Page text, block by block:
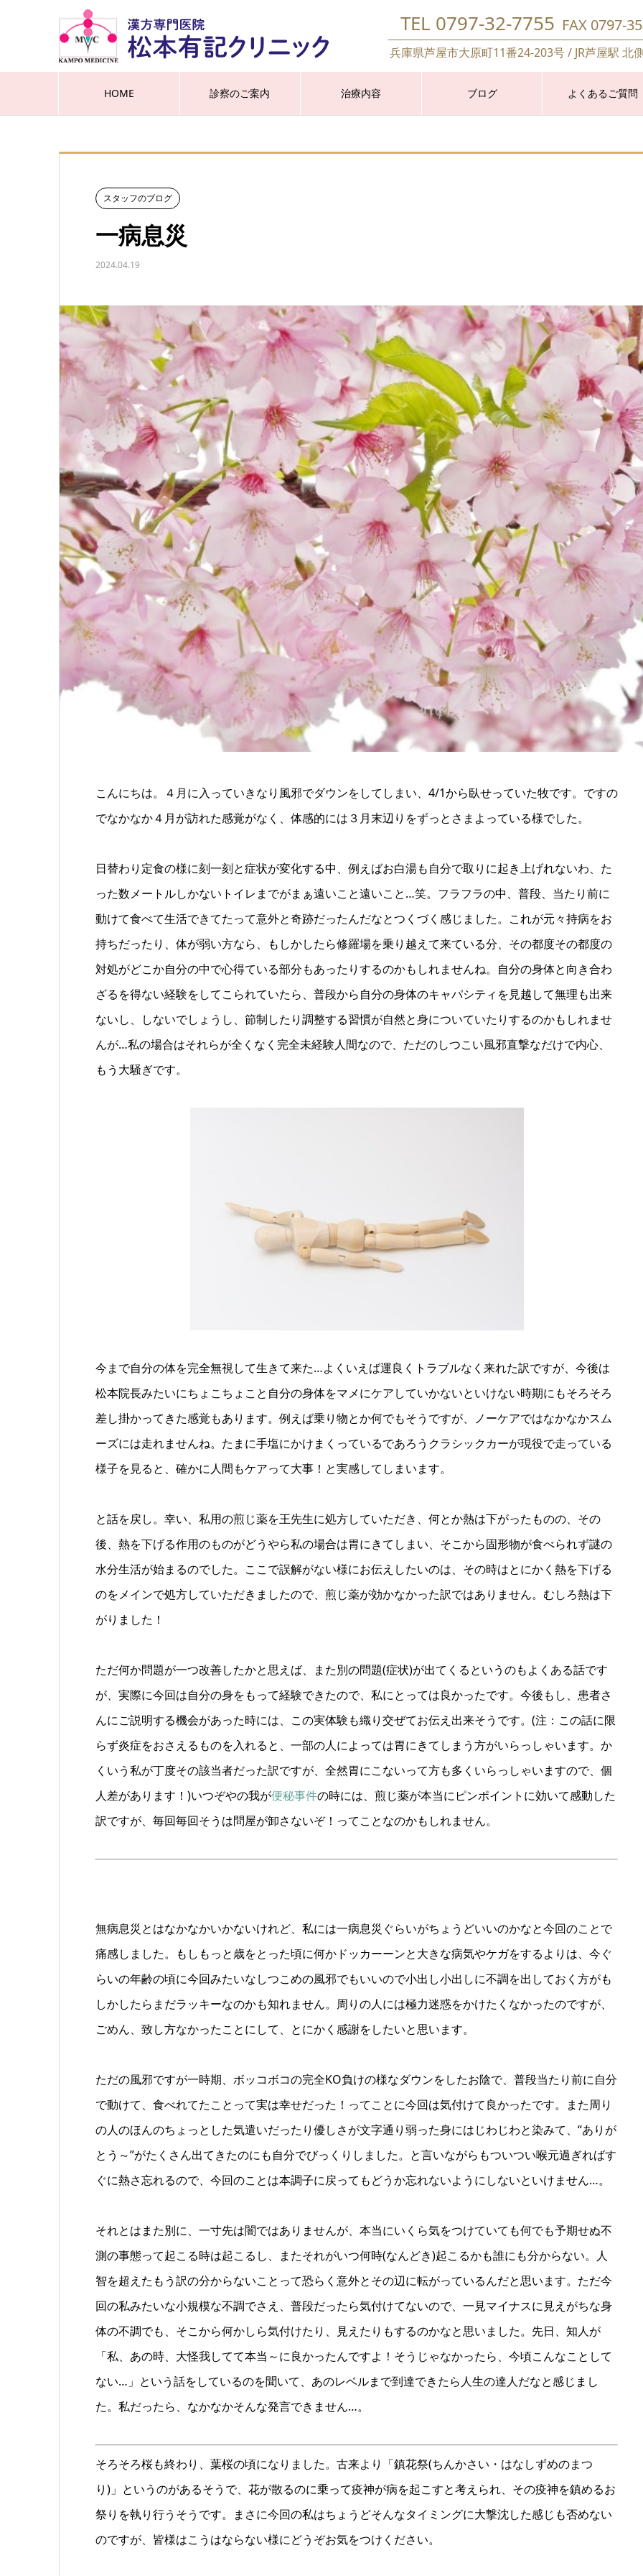
TEL 0797-32-7755 FAX 0797-
兵庫県芦屋市大原町11番24-203号 / JR芦屋駅 北
HOME 診察のご案内 治療内容 ブログ よくあるご質問
スタッフのブログ
一病息災
2024.04.19
こんにちは。４月に入っていきなり風邪でダウンをしてしまい、4/1から臥せっていた牧です。ですの
でなかなか４月が訪れた感覚がなく、体感的には３月末辺りをずっとさまよっている様でした。
日替わり定食の様に刻一刻と症状が変化する中、例えばお白湯も自分で取りに起き上げれないわ、た
った数メートルしかないトイレまでがまぁ遠いこと遠いこと…笑。フラフラの中、普段、当たり前に
動けて食べて生活できてたって意外と奇跡だったんだなとつくづく感じました。これが元々持病をお
持ちだったり、体が弱い方なら、もしかしたら修羅場を乗り越えて来ている分、その都度その都度の
対処がどこか自分の中で心得ている部分もあったりするのかもしれませんね。自分の身体と向き合わ
ざるを得ない経験をしてこられていたら、普段から自分の身体のキャパシティを見越して無理も出来
ないし、しないでしょうし、節制したり調整する習慣が自然と身についていたりするのかもしれませ
んが…私の場合はそれらが全くなく完全未経験人間なので、ただのしつこい風邪直撃なだけで内心、
もう大騒ぎです。
今まで自分の体を完全無視して生きて来た…よくいえば運良くトラブルなく来れた訳ですが、今後は
松本院長みたいにちょこちょこと自分の身体をマメにケアしていかないといけない時期にもそろそろ
差し掛かってきた感覚もあります。例えば乗り物とか何でもそうですが、ノーケアではなかなかスム
ーズには走れませんね。たまに手塩にかけまくっているであろうクラシックカーが現役で走っている
様子を見ると、確かに人間もケアって大事！と実感してしまいます。
と話を戻し。幸い、私用の煎じ薬を王先生に処方していただき、何とか熱は下がったものの、その
後、熱を下げる作用のものがどうやら私の場合は胃にきてしまい、そこから固形物が食べられず謎の
水分生活が始まるのでした。ここで誤解がない様にお伝えしたいのは、その時はとにかく熱を下げる
のをメインで処方していただきましたので、煎じ薬が効かなかった訳ではありません。むしろ熱は下
がりました！
ただ何か問題が一つ改善したかと思えば、また別の問題(症状)が出てくるというのもよくある話です
が、実際に今回は自分の身をもって経験できたので、私にとっては良かったです。今後もし、患者さ
んにご説明する機会があった時には、この実体験も織り交ぜてお伝え出来そうです。(注：この話に限
らず炎症をおさえるものを入れると、一部の人によっては胃にきてしまう方がいらっしゃいます。か
くいう私が丁度その該当者だった訳ですが、全然胃にこないって方も多くいらっしゃいますので、個
人差があります！)いつぞやの我が便秘事件の時には、煎じ薬が本当にピンポイントに効いて感動した
訳ですが、毎回毎回そうは問屋が卸さないぞ！ってことなのかもしれません。
無病息災とはなかなかいかないけれど、私には一病息災ぐらいがちょうどいいのかなと今回のことで
痛感しました。もしもっと歳をとった頃に何かドッカーーンと大きな病気やケガをするよりは、今ぐ
らいの年齢の頃に今回みたいなしつこめの風邪でもいいので小出し小出しに不調を出しておく方がも
しかしたらまだラッキーなのかも知れません。周りの人には極力迷惑をかけたくなかったのですが、
ごめん、致し方なかったことにして、とにかく感謝をしたいと思います。
ただの風邪ですが一時期、ボッコボコの完全KO負けの様なダウンをしたお陰で、普段当たり前に自分
で動けて、食べれてたことって実は幸せだった！ってことに今回は気付けて良かったです。また周り
の人のほんのちょっとした気遣いだったり優しさが文字通り弱った身にはじわじわと染みて、“ありが
とう～”がたくさん出てきたのにも自分でびっくりしました。と言いながらもついつい喉元過ぎればす
ぐに熱さ忘れるので、今回のことは本調子に戻ってもどうか忘れないようにしないといけません…。
それとはまた別に、一寸先は闇ではありませんが、本当にいくら気をつけていても何でも予期せぬ不
測の事態って起こる時は起こるし、またそれがいつ何時(なんどき)起こるかも誰にも分からない。人
智を超えたもう訳の分からないことって恐らく意外とその辺に転がっているんだと思います。ただ今
回の私みたいな小規模な不調でさえ、普段だったら気付けてないので、一見マイナスに見えがちな身
体の不調でも、そこから何かしら気付けたり、見えたりもするのかなと思いました。先日、知人が
「私、あの時、大怪我してて本当～に良かったんですよ！そうじゃなかったら、今頃こんなことして
ない…」という話をしているのを聞いて、あのレベルまで到達できたら人生の達人だなと感じまし
た。私だったら、なかなかそんな発言できません…。
そろそろ桜も終わり、葉桜の頃になりました。古来より「鎮花祭(ちんかさい・はなしずめのまつ
り)」というのがあるそうで、花が散るのに乗って疫神が病を起こすと考えられ、その疫神を鎮めるお
祭りを執り行うそうです。まさに今回の私はちょうどそんなタイミングに大撃沈した感じも否めない
のですが、皆様はこうはならない様にどうぞお気をつけください。